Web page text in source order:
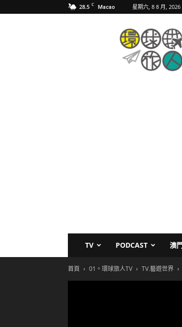
28.5 C Macao 星期六, 8 8 月, 2026
TV PODCAST 澳
首頁 01。環球旅人TV TV.藝遊世界